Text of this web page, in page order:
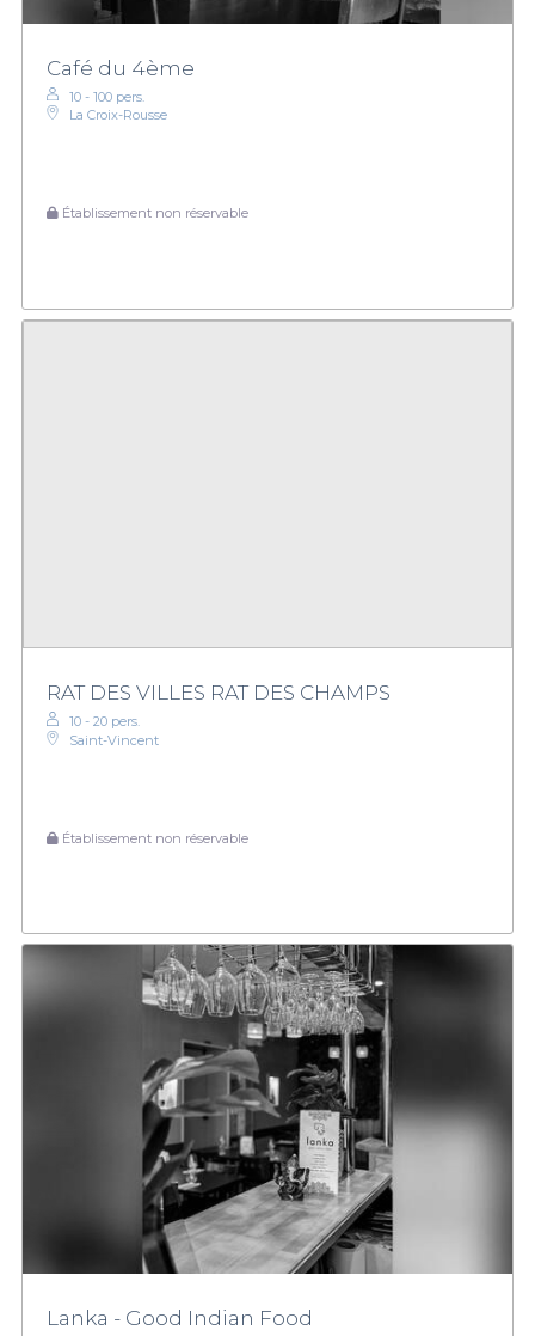
Café du 4ème
10 - 100 pers.
La Croix-Rousse
Établissement non réservable
RAT DES VILLES RAT DES CHAMPS
10 - 20 pers.
Saint-Vincent
Établissement non réservable
Lanka - Good Indian Food